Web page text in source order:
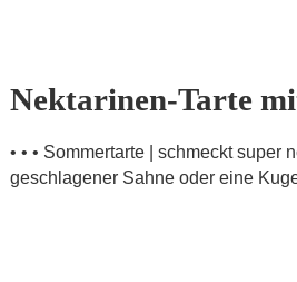
Nektarinen-Tarte
• • • Sommertarte | schmeckt super
geschlagener Sahne oder eine